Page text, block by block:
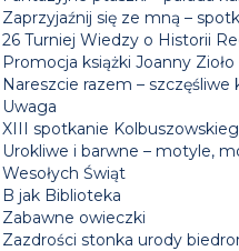
Zaprzyjaźnij się ze mną –
26 Turniej Wiedzy o Historii
Promocja książki Joanny
Nareszcie razem – szczęśliwe
Uwaga
XIII spotkanie
Urokliwe i barwne – motyle,
Wesołych Świąt
B jak Biblioteka
Zabawne owieczki
Zazdrości stonka urody